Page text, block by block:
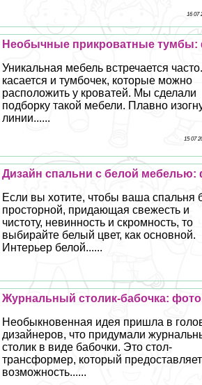
16 07
Необычные прикроватные тумбы:
Уникальная мебель встречается
касается и тумбочек, которые можно
расположить у кроватей. Мы сделали
подборку такой мебели. Плавно
линии......
15 07
Дизайн спальни с белой мебелью:
Если вы хотите, чтобы ваша спальня
просторной, придающая свежесть и
чистоту, невинность и скромность, то
выбирайте белый цвет, как основной.
Интерьер белой......
Журнальный столик-бабочка:
Необыкновенная идея пришла в
дизайнеров, что придумали
столик в виде бабочки. Это стол-
трaнcформер, который предоставляет
возможность......